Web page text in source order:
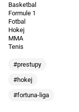
Basketbal
Formule 1
Fotbal
Hokej
MMA
Tenis
#prestupy
#hokej
#fortuna-liga